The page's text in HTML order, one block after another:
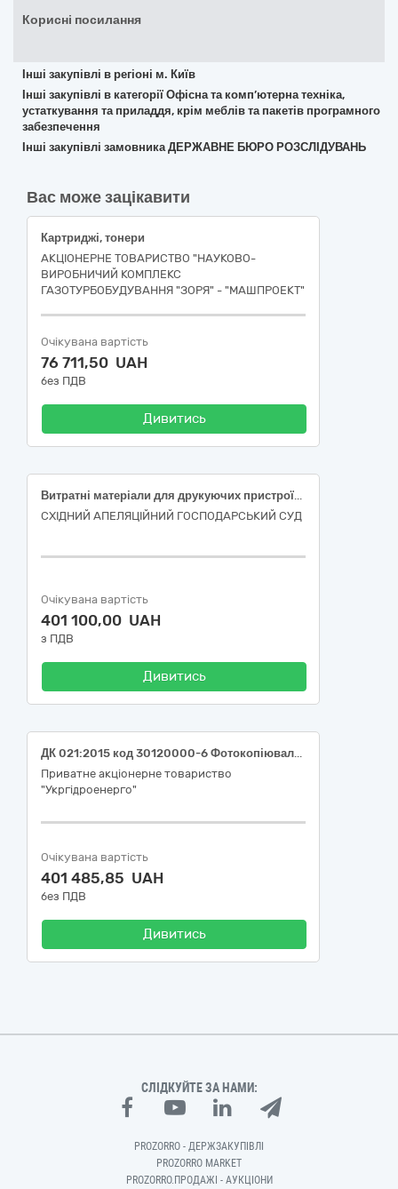
Корисні посилання
Інші закупівлі в регіоні м. Київ
Інші закупівлі в категорії Офісна та комп’ютерна техніка,
устаткування та приладдя, крім меблів та пакетів програмного
забезпечення
Інші закупівлі замовника ДЕРЖАВНЕ БЮРО РОЗСЛІДУВАНЬ
Вас може зацікавити
Картриджі, тонери
АКЦІОНЕРНЕ ТОВАРИСТВО "НАУКОВО-
ВИРОБНИЧИЙ КОМПЛЕКС
ГАЗОТУРБОБУДУВАННЯ "ЗОРЯ" - "МАШПРОЕКТ"
Очікувана вартість
76 711,50 UAH
без ПДВ
Дивитись
Витратні матеріали для друкуючих пристроїв (картриджі) за ДК 021:2015 код 30120000-6 Фотокопіювальне та поліграфічне обладнання для офсетного друку
СХІДНИЙ АПЕЛЯЦІЙНИЙ ГОСПОДАРСЬКИЙ СУД
Очікувана вартість
401 100,00 UAH
з ПДВ
Дивитись
ДК 021:2015 код 30120000-6 Фотокопіювальне та поліграфічне обладнання для офсетного друку (Картриджі та комплектуючі для філії "Дністровська ГЕС" ПрАТ "Укргідроенерго")
Приватне акціонерне товариство
"Укргідроенерго"
Очікувана вартість
401 485,85 UAH
без ПДВ
Дивитись
СЛІДКУЙТЕ ЗА НАМИ:
PROZORRO - ДЕРЖЗАКУПІВЛІ
PROZORRO MARKET
PROZORRO.ПРОДАЖІ - АУКЦІОНИ